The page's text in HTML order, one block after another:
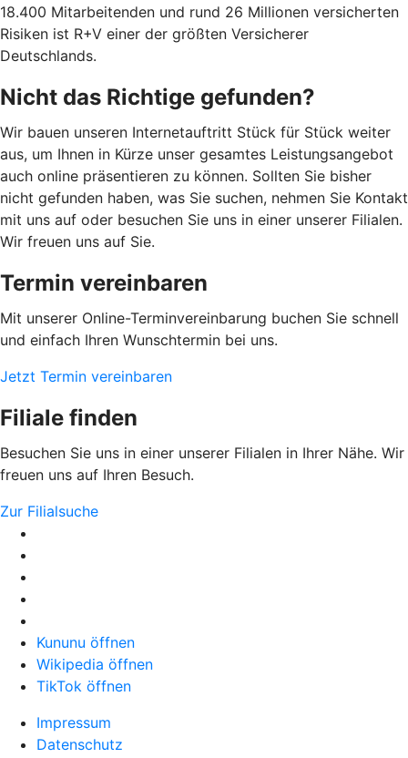
18.400 Mitarbeitenden und rund 26 Millionen versicherten
Risiken ist R+V einer der größten Versicherer
Deutschlands.
Nicht das Richtige gefunden?
Wir bauen unseren Internetauftritt Stück für Stück weiter
aus, um Ihnen in Kürze unser gesamtes Leistungsangebot
auch online präsentieren zu können. Sollten Sie bisher
nicht gefunden haben, was Sie suchen, nehmen Sie Kontakt
mit uns auf oder besuchen Sie uns in einer unserer Filialen.
Wir freuen uns auf Sie.
Termin vereinbaren
Mit unserer Online-Terminvereinbarung buchen Sie schnell
und einfach Ihren Wunschtermin bei uns.
Jetzt Termin vereinbaren
Filiale finden
Besuchen Sie uns in einer unserer Filialen in Ihrer Nähe. Wir
freuen uns auf Ihren Besuch.
Zur Filialsuche
Kununu öffnen
Wikipedia öffnen
TikTok öffnen
Impressum
Datenschutz